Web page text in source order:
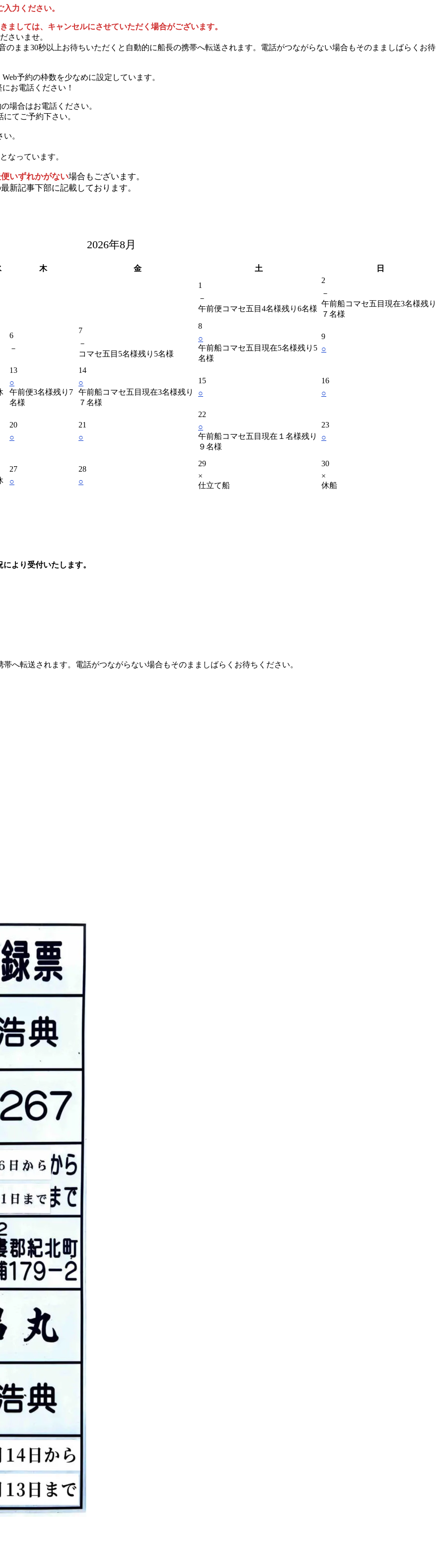
力ください。
しては、キャンセルにさせていただく場合がございます。
さいませ。
まま30秒以上お待ちいただくと自動的に船長の携帯へ転送されます。電話がつながらない場合もそのまましばらくお待
予約の枠数を少なめに設定しています。
お電話ください！
場合はお電話ください。
てご予約下さい。
。
なっています。
いずれかがない場合もございます。
新記事下部に記載しております。
2026年8月
木 金 土
日
1
－
午前便コマセ五目4名様残り6名様
2
－
午前船コマセ五目現在3名様残り
７名様
6
－
7
－
コマセ五目5名様残り5名様
8
○
午前船コマセ五目現在5名様残り5
名様
9
○
13
○
午前便3名様残り7
名様
14
○
午前船コマセ五目現在3名様残り
７名様
15
○
16
○
20
○
21
○
22
○
午前船コマセ五目現在１名様残り
９名様
23
○
27
○
28
○
29
×
仕立て船
30
×
休船
より受付いたします。
へ転送されます。電話がつながらない場合もそのまましばらくお待ちください。